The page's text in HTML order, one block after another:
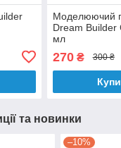
Моделюючий
Dream
мл
270₴ 300 ₴
та новинки
–10%